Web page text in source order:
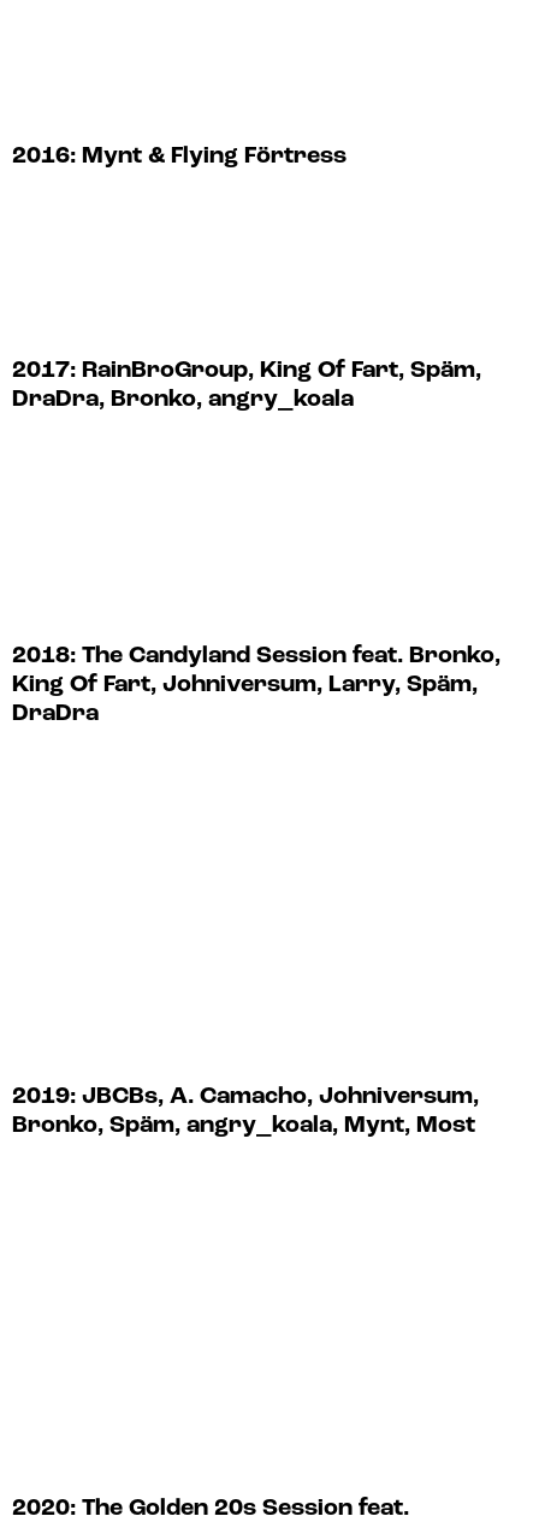
2016: Mynt & Flying Förtress
2017: RainBroGroup, King Of Fart, Späm,
DraDra, Bronko, angry_koala
2018: The Candyland Session feat. Bronko,
King Of Fart, Johniversum, Larry, Späm,
DraDra
2019: JBCBs, A. Camacho, Johniversum,
Bronko, Späm, angry_koala, Mynt, Most
2020: The Golden 20s Session feat.